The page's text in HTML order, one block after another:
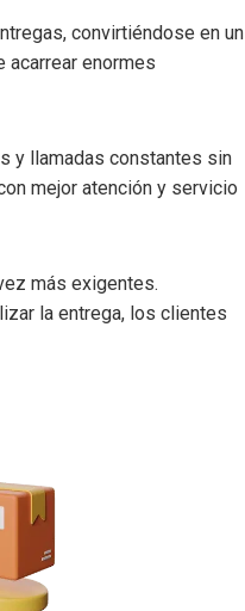
convirtiéndose en un
acarrear enormes
y llamadas constantes sin
mejor atención y servicio
más exigentes.
la entrega, los clientes